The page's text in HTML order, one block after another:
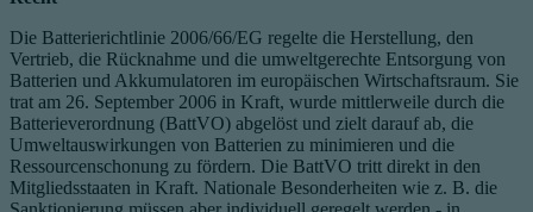
Die Batterierichtlinie 2006/66/EG regelte die Herstellung, den
Vertrieb, die Rücknahme und die umweltgerechte Entsorgung von
Batterien und Akkumulatoren im europäischen Wirtschaftsraum. Sie
trat am 26. September 2006 in Kraft, wurde mittlerweile durch die
Batterieverordnung (BattVO) abgelöst und zielt darauf ab, die
Umweltauswirkungen von Batterien zu minimieren und die
Ressourcenschonung zu fördern. Die BattVO tritt direkt in den
Mitgliedsstaaten in Kraft. Nationale Besonderheiten wie z. B. die